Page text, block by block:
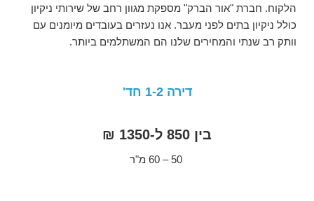
הלקוח. חברת "אור הברק" מספקת מגוון רחב של שירותי ניקיון
כולל ניקיון בתים לפני מעבר. אנו נעזרים בעובדים מיומנים עם
וותק רב שנתי והמחירים שלנו הם המשתלמים ביותר.
דירה 1-2 חד'
בין 850 ל-1350 ₪
50 – 60 מ"ר